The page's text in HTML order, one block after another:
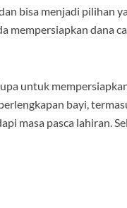
bisa menjadi pilihan
mempersiapkan dana
untuk
bayi,
masa pasca lahiran.